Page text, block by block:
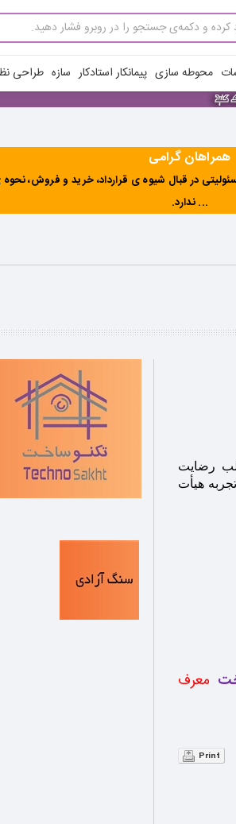
محوطه سازی پیمانکار استادکار سازه طراحی
همراهان گرامی
در قبال شیوه ی قرارداد، خرید و فروش،
... ندارد.
رضایت
تولید انواع سنگهای ساختمان با تکیه بر 40 سال تجربه هیأت
معرف
Print